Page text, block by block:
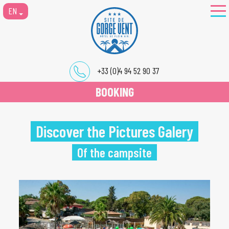
EN
+33 (0)4 94 52 90 37
BOOKING
Discover the Pictures Galery
Of the campsite